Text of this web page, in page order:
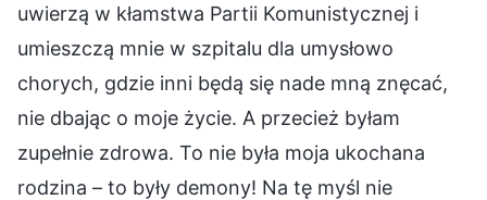
uwierzą w kłamstwa Partii Komunistycznej i
umieszczą mnie w szpitalu dla umysłowo
chorych, gdzie inni będą się nade mną znęcać,
nie dbając o moje życie. A przecież byłam
zupełnie zdrowa. To nie była moja ukochana
rodzina – to były demony! Na tę myśl nie